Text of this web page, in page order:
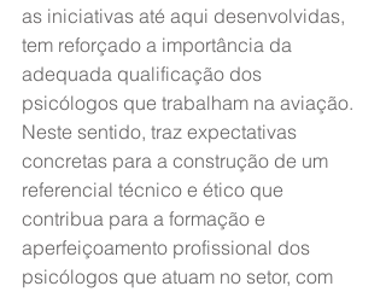
as iniciativas até aqui desenvolvidas,
tem reforçado a importância da
adequada qualificação dos
psicólogos que trabalham na aviação.
Neste sentido, traz expectativas
concretas para a construção de um
referencial técnico e ético que
contribua para a formação e
aperfeiçoamento profissional dos
psicólogos que atuam no setor, com